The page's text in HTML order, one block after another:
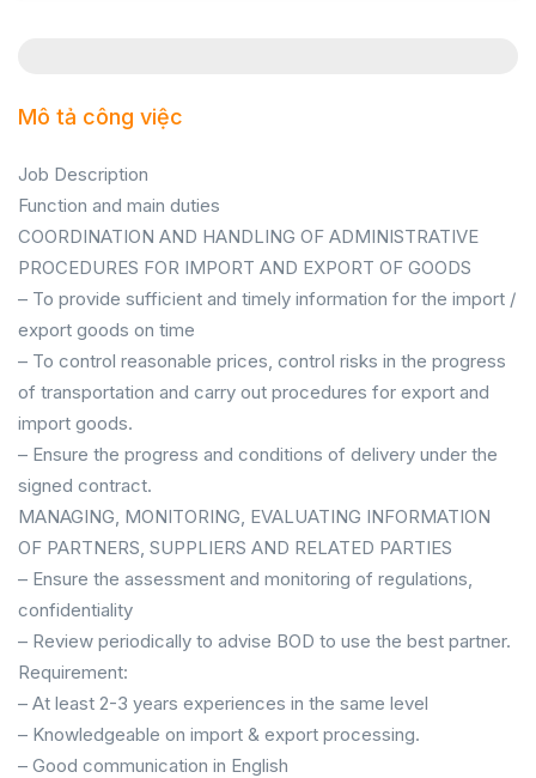
Mô tả công việc
Job Description
Function and main duties
COORDINATION AND HANDLING OF ADMINISTRATIVE
PROCEDURES FOR IMPORT AND EXPORT OF GOODS
– To provide sufficient and timely information for the import /
export goods on time
– To control reasonable prices, control risks in the progress
of transportation and carry out procedures for export and
import goods.
– Ensure the progress and conditions of delivery under the
signed contract.
MANAGING, MONITORING, EVALUATING INFORMATION
OF PARTNERS, SUPPLIERS AND RELATED PARTIES
– Ensure the assessment and monitoring of regulations,
confidentiality
– Review periodically to advise BOD to use the best partner.
Requirement:
– At least 2-3 years experiences in the same level
– Knowledgeable on import & export processing.
– Good communication in English